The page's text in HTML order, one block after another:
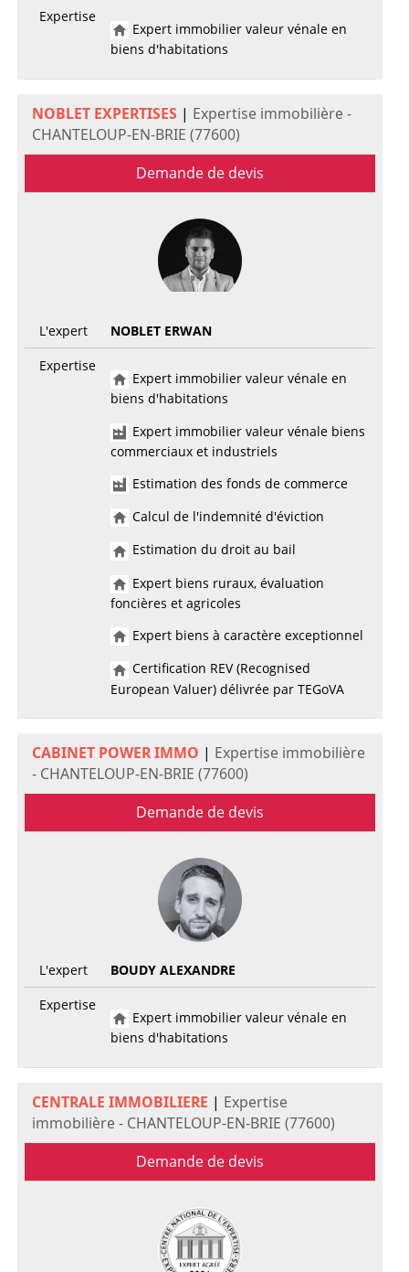
Expertise
Expert immobilier valeur vénale en
biens d'habitations
NOBLET EXPERTISES | Expertise immobilière -
CHANTELOUP-EN-BRIE (77600)
Demande de devis
L'expert
NOBLET ERWAN
Expertise
Expert immobilier valeur vénale en
biens d'habitations
Expert immobilier valeur vénale biens
commerciaux et industriels
Estimation des fonds de commerce
Calcul de l'indemnité d'éviction
Estimation du droit au bail
Expert biens ruraux, évaluation
foncières et agricoles
Expert biens à caractère exceptionnel
Certification REV (Recognised
European Valuer) délivrée par TEGoVA
CABINET POWER IMMO | Expertise immobilière
- CHANTELOUP-EN-BRIE (77600)
Demande de devis
L'expert
BOUDY ALEXANDRE
Expertise
Expert immobilier valeur vénale en
biens d'habitations
CENTRALE IMMOBILIERE | Expertise
immobilière - CHANTELOUP-EN-BRIE (77600)
Demande de devis